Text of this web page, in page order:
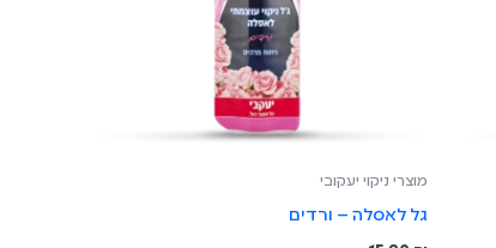
מוצרי ניקוי יעקובי
גל לאסלה – ורדים